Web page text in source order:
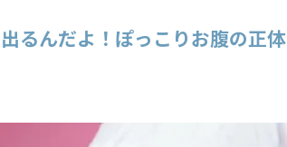
るんだよ！ぽっこりお腹の正体